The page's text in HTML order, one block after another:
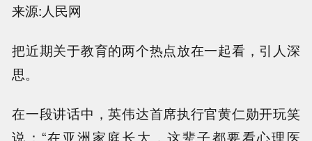
来源:人民网
把近期关于教育的两个热点放在一起看，引人深
思。
在一段讲话中，英伟达首席执行官黄仁勋开玩笑
说：“在亚洲家庭长大，这辈子都要看心理医